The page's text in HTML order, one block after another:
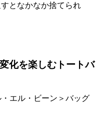
となかなか捨てられ
化を楽しむトートバ
・エル・ビーン＞バッグ